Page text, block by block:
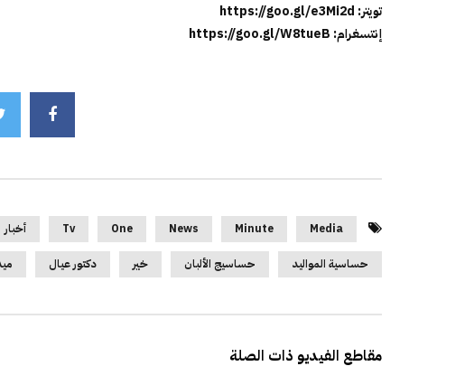
تويتر: https://goo.gl/e3Mi2d
إنتسغرام: https://goo.gl/W8tueB
Media
Minute
News
One
Tv أخبار
حساسية المواليد حساسيج الألبان خير دكتور عيال
مقاطع الفيديو ذات الصلة